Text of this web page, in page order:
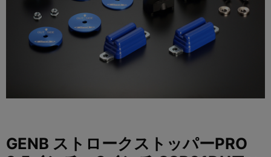
GENB ストロークストッパーPRO